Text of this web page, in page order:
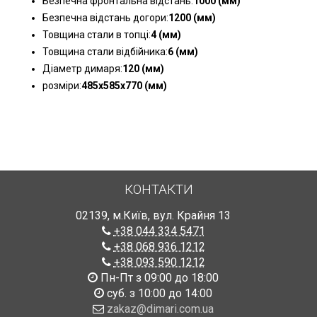
Безпечна відстань догори:1200 (мм)
Товщина стали в топці:4 (мм)
Товщина стали відбійника:6 (мм)
Діаметр димаря:120 (мм)
розміри:485х585х770 (мм)
КОНТАКТИ
02139, м.Київ, вул. Крайня 13
+38 044 334 5471
+38 068 936 1212
+38 093 590 1212
Пн-Пт з 09:00 до 18:00
суб. з 10:00 до 14:00
zakaz@dimari.com.ua